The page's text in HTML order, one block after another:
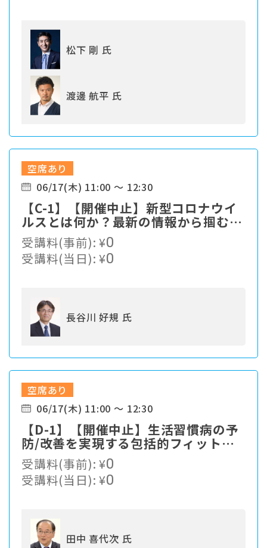
松下 剛 氏
渡邊 航平 氏
空席あり
06/17(木) 11:00 ～ 12:30
【C-1】【開催中止】新型コロナウイ
ルスとは何か？最新の情報から掴む対
策最前線
受講料(事前):¥0
受講料(当日):¥0
長谷川 好規 氏
空席あり
06/17(木) 11:00 ～ 12:30
【D-1】【開催中止】生活習慣病の予
防/改善を実現する包括的フィットネ
スプログラム
受講料(事前):¥0
受講料(当日):¥0
田中 喜代次 氏